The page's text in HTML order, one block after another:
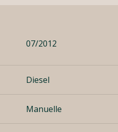
07/2012
Diesel
Manuelle